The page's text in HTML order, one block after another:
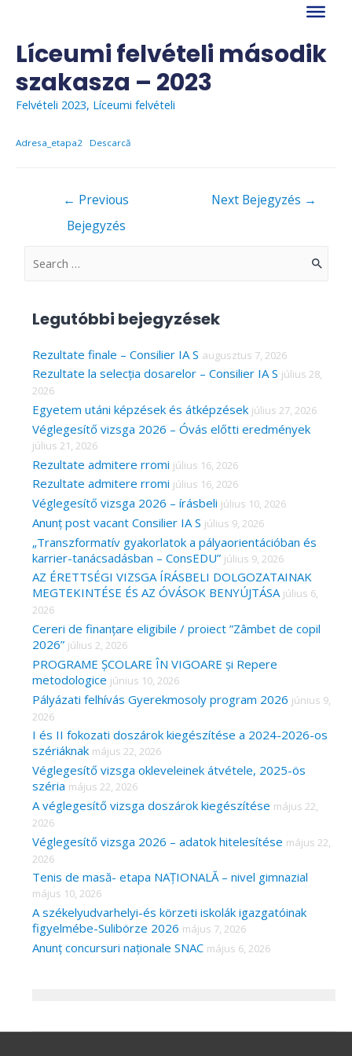
contentLíceumi felvételi második
szakasza – 2023
Felvételi 2023, Líceumi felvételi
Adresa_etapa2 Descarcă
← Previous
Bejegyzés
Next Bejegyzés →
S
c
h
f
r
:
Legutóbbi bejegyzések
Rezultate finale – Consilier IA S augusztus 7, 2026
Rezultate la selecția dosarelor – Consilier IA S július 28,
2026
Egyetem utáni képzések és átképzések július 27, 2026
Véglegesítő vizsga 2026 – Óvás előtti eredmények
július 21, 2026
Rezultate admitere rromi július 16, 2026
Rezultate admitere rromi július 16, 2026
Véglegesítő vizsga 2026 – írásbeli július 10, 2026
Anunț post vacant Consilier IA S július 9, 2026
„Transzformatív gyakorlatok a pályaorientációban és
karrier-tanácsadásban – ConsEDU” július 9, 2026
AZ ÉRETTSÉGI VIZSGA ÍRÁSBELI DOLGOZATAINAK
MEGTEKINTÉSE ÉS AZ ÓVÁSOK BENYÚJTÁSA július 6,
2026
Cereri de finanțare eligibile / proiect ”Zâmbet de copil
2026” július 2, 2026
PROGRAME ȘCOLARE ÎN VIGOARE și Repere
metodologice június 10, 2026
Pályázati felhívás Gyerekmosoly program 2026 június 9,
2026
I és II fokozati doszárok kiegészítése a 2024-2026-os
szériáknak május 22, 2026
Véglegesítő vizsga okleveleinek átvétele, 2025-ös
széria május 22, 2026
A véglegesítő vizsga doszárok kiegészítése május 22,
2026
Véglegesítő vizsga 2026 – adatok hitelesítése május 22,
2026
Tenis de masă- etapa NAȚIONALĂ – nivel gimnazial
május 10, 2026
A székelyudvarhelyi-és körzeti iskolák igazgatóinak
figyelmébe-Sulibörze 2026 május 7, 2026
Anunț concursuri naționale SNAC május 6, 2026